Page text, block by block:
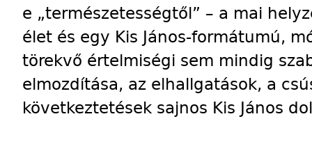
e „természetességtől” – a mai
élet és egy Kis János-formátumú,
törekvő értelmiségi sem mindig
elmozdítása, az elhallgatások, a
következtetések sajnos Kis János